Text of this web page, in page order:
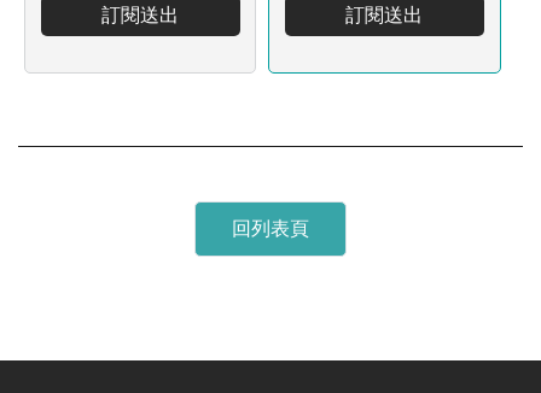
訂閱送出 訂閱送出
回列表頁